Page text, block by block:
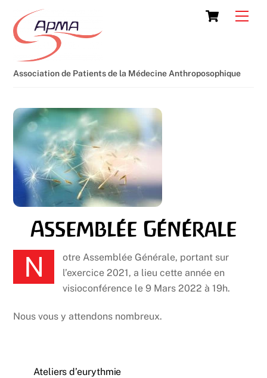
content
Cart
Association de Patients de la Médecine Anthroposophique
Assemblée Générale
Notre Assemblée Générale, portant sur
l’exercice 2021, a lieu cette année en
visioconférence le 9 Mars 2022 à 19h.
Nous vous y attendons nombreux.
Ateliers d’eurythmie